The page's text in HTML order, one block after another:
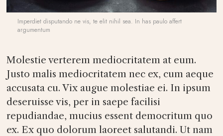
Imperdiet disputando ne vis, te elit nihil sea. In has paulo affert
argumentum
Molestie verterem mediocritatem at eum.
Justo malis mediocritatem nec ex, cum aeque
accusata cu. Vix augue molestiae ei. In ipsum
deseruisse vis, per in saepe facilisi
repudiandae, mucius essent democritum quo
ex. Ex quo dolorum laoreet salutandi. Ut nam